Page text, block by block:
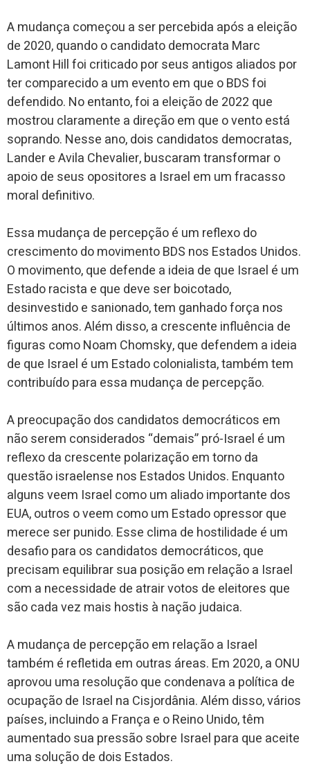
A mudança começou a ser percebida após a eleição
de 2020, quando o candidato democrata Marc
Lamont Hill foi criticado por seus antigos aliados por
ter comparecido a um evento em que o BDS foi
defendido. No entanto, foi a eleição de 2022 que
mostrou claramente a direção em que o vento está
soprando. Nesse ano, dois candidatos democratas,
Lander e Avila Chevalier, buscaram transformar o
apoio de seus opositores a Israel em um fracasso
moral definitivo.
Essa mudança de percepção é um reflexo do
crescimento do movimento BDS nos Estados Unidos.
O movimento, que defende a ideia de que Israel é um
Estado racista e que deve ser boicotado,
desinvestido e sanionado, tem ganhado força nos
últimos anos. Além disso, a crescente influência de
figuras como Noam Chomsky, que defendem a ideia
de que Israel é um Estado colonialista, também tem
contribuído para essa mudança de percepção.
A preocupação dos candidatos democráticos em
não serem considerados “demais” pró-Israel é um
reflexo da crescente polarização em torno da
questão israelense nos Estados Unidos. Enquanto
alguns veem Israel como um aliado importante dos
EUA, outros o veem como um Estado opressor que
merece ser punido. Esse clima de hostilidade é um
desafio para os candidatos democráticos, que
precisam equilibrar sua posição em relação a Israel
com a necessidade de atrair votos de eleitores que
são cada vez mais hostis à nação judaica.
A mudança de percepção em relação a Israel
também é refletida em outras áreas. Em 2020, a ONU
aprovou uma resolução que condenava a política de
ocupação de Israel na Cisjordânia. Além disso, vários
países, incluindo a França e o Reino Unido, têm
aumentado sua pressão sobre Israel para que aceite
uma solução de dois Estados.